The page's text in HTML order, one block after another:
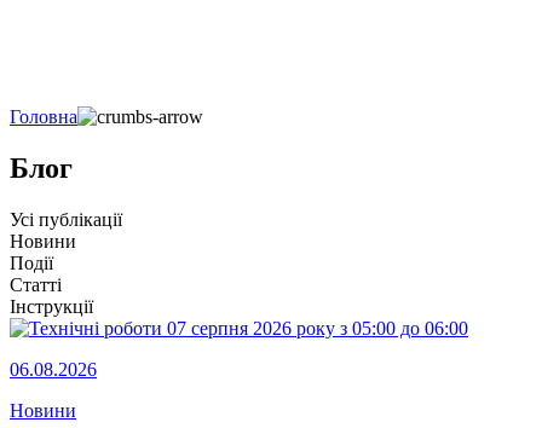
Головна
Блог
Усі публікації
Новини
Події
Статті
Інструкції
06.08.2026
Новини